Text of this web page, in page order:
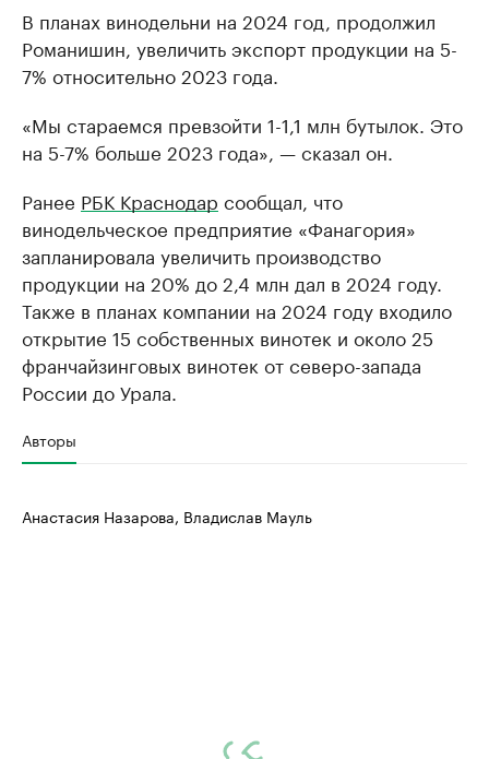
В планах винодельни на 2024 год, продолжил
Романишин, увеличить экспорт продукции на 5-
7% относительно 2023 года.
«Мы стараемся превзойти 1-1,1 млн бутылок. Это
на 5-7% больше 2023 года», — сказал он.
Ранее РБК Краснодар сообщал, что
винодельческое предприятие «Фанагория»
запланировала увеличить производство
продукции на 20% до 2,4 млн дал в 2024 году.
Также в планах компании на 2024 году входило
открытие 15 собственных винотек и около 25
франчайзинговых винотек от северо-запада
России до Урала.
Авторы
Анастасия Назарова, Владислав Мауль